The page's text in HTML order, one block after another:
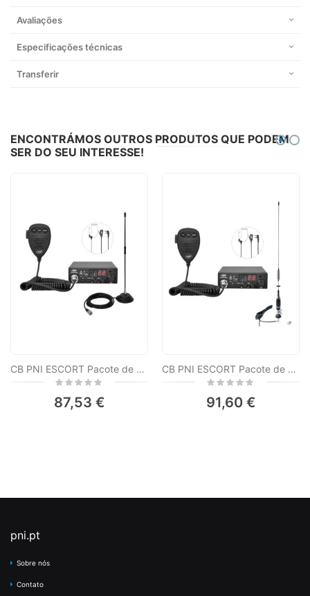
Avaliações
Especificações técnicas
Transferir
ENCONTRÁMOS OUTROS PRODUTOS QUE PODEM
SER DO SEU INTERESSE!
CB PNI ESCORT Pacote de estação de rádio HP 8001L ASQ 4W 12V, 40 canais + antena CB PNI Extra 40 com ímã incluído, comprimento 45 cm, 30W
Rating:
87,53 €
CB PNI ESCORT Pacote de estação de rádio HP 8001L ASQ + Antena CB PNI S75 com cabo e montagem fixa
Rating:
91,60 €
pni.pt
Sobre nós
Contato